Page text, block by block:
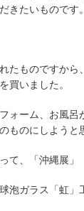
きたいものです。
たものですから
買いました。
ォーム、お風呂
ものにしようと
て、「沖縄展」
泡ガラス「虹」